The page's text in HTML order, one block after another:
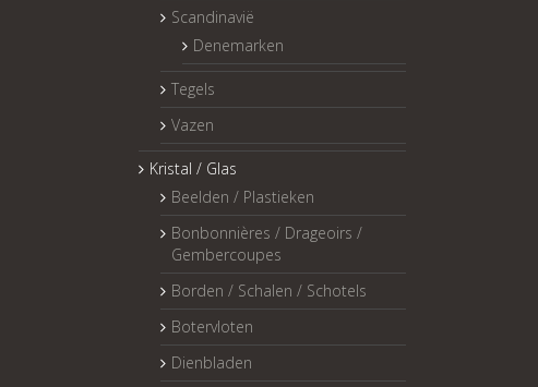
Scandinavië
Denemarken
Tegels
Vazen
Kristal / Glas
Beelden / Plastieken
Bonbonnières / Drageoirs /
Gembercoupes
Borden / Schalen / Schotels
Botervloten
Dienbladen